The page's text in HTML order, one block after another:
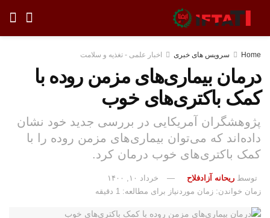
Home سرویس های خبری اخبار علمی - تغذیه و سلامت
درمان بیماری‌های مزمن روده با
کمک باکتری‌های خوب
پژوهشگران آمریکایی در بررسی جدید خود نشان
داده‌اند که می‌توان بیماری‌های مزمن روده را با
کمک باکتری‌های خوب درمان کرد.
توسط ریحانه آزادفلاح
خرداد ۱۰, ۱۴۰۰
زمان خواندن: زمان موردنیاز برای مطالعه: 1 دقیقه